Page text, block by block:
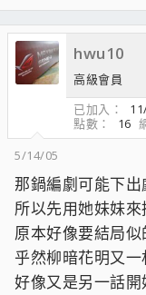
hwu10
高級會員
已加入
點數
16
5/14/05
那鍋編劇可能下出
所以先用她妹妹來
原本好像要結局似
乎然柳暗花明又一
好像又是另一話開